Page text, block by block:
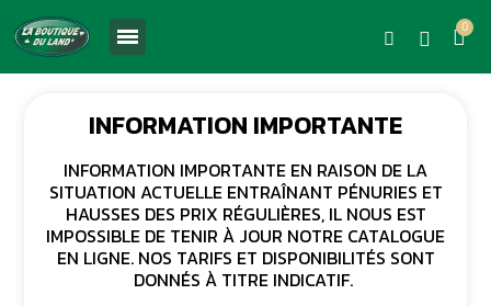
INFORMATION IMPORTANTE
INFORMATION IMPORTANTE EN RAISON DE LA
SITUATION ACTUELLE ENTRAÎNANT PÉNURIES ET
HAUSSES DES PRIX RÉGULIÈRES, IL NOUS EST
IMPOSSIBLE DE TENIR À JOUR NOTRE CATALOGUE
EN LIGNE. NOS TARIFS ET DISPONIBILITÉS SONT
DONNÉS À TITRE INDICATIF.